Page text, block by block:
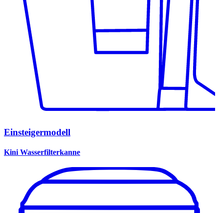
Einsteigermodell
Kini Wasserfilterkanne